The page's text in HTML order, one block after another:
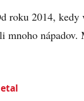
roku 2014, kedy
mnoho